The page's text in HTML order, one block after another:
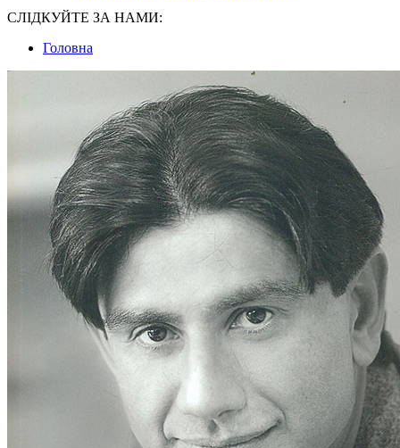
СЛІДКУЙТЕ ЗА НАМИ:
Головна